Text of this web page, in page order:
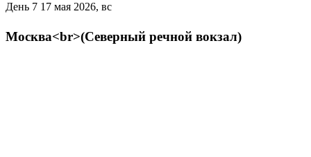
День 7 17 мая 2026, вс
Москва<br>(Северный речной вокзал)